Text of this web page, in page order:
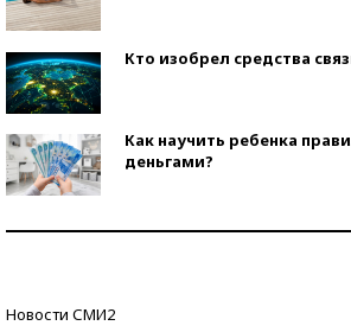
Кто изобрел средства
Как научить ребенка
деньгами?
Новости СМИ2